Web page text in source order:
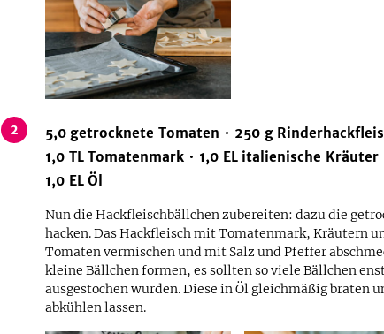
2 5,0 getrocknete Tomaten 250 g
1,0 TL Tomatenmark 1,0 EL italienische Kräuter
1,0 EL Öl
Nun die Hackfleischbällchen zubereiten: dazu die
hacken. Das Hackfleisch mit Tomatenmark, Kräutern
Tomaten vermischen und mit Salz und Pfeffer
kleine Bällchen formen, es sollten so viele Bällchen
ausgestochen wurden. Diese in Öl gleichmäßig braten
abkühlen lassen.